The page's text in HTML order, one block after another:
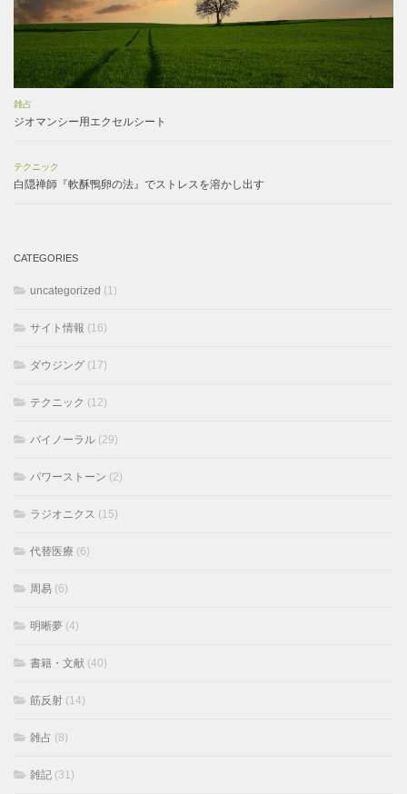
雑占
ジオマンシー用エクセルシート
テクニック
白隠禅師『軟酥鴨卵の法』でストレスを溶かし出す
CATEGORIES
uncategorized (1)
サイト情報 (16)
ダウジング (17)
テクニック (12)
バイノーラル (29)
パワーストーン (2)
ラジオニクス (15)
代替医療 (6)
周易 (6)
明晰夢 (4)
書籍・文献 (40)
筋反射 (14)
雑占 (8)
雑記 (31)